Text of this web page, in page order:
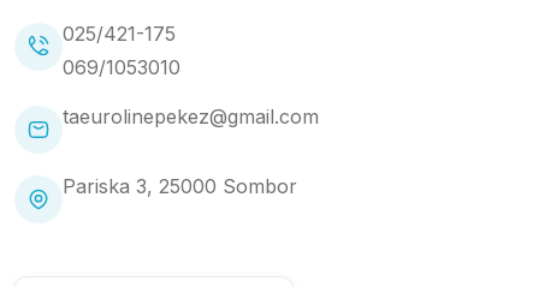
025/421-175
069/1053010
taeurolinepekez@gmail.com
Pariska 3, 25000 Sombor